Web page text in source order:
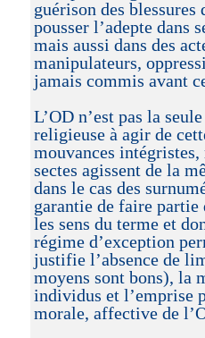
guérison des blessures
pousser l’adepte dans
mais aussi dans des
manipulateurs,
jamais commis avant
L’OD n’est pas la
religieuse à agir de
mouvances
sectes agissent de la
dans le cas des
garantie de faire partie
les sens du terme et
régime d’exception
justifie l’absence de
moyens sont bons), la
individus et l’emprise
morale, affective de